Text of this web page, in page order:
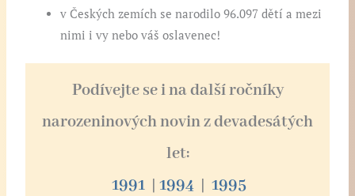
v Českých zemích se narodilo 96.097 dětí a mezi
nimi i vy nebo váš oslavenec!
Podívejte se i na další ročníky
narozeninových novin z devadesátých
let:
1991 | 1994 | 1995